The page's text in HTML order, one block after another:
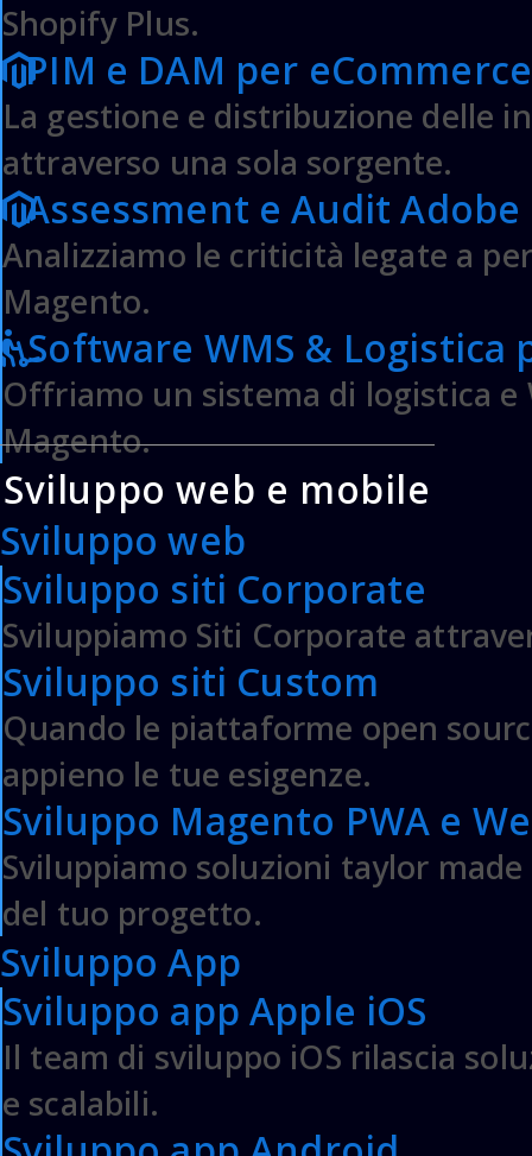
Shopify Plus.
PIM e DAM per
La gestione e distribuzione delle
attraverso una sola sorgente.
Assessment e Audit Adobe
Analizziamo le criticità legate a
Magento.
Software WMS & Logistica
Offriamo un sistema di logistica
Magento.
Sviluppo web e mobile
Sviluppo web
Sviluppo siti Corporate
Sviluppiamo Siti Corporate
Sviluppo siti Custom
Quando le piattaforme open
appieno le tue esigenze.
Sviluppo Magento PWA e
Sviluppiamo soluzioni taylor
del tuo progetto.
Sviluppo App
Sviluppo app Apple iOS
Il team di sviluppo iOS rilascia
e scalabili.
Masterclass Developer
Masterclass eCommerce
Masterclass Logistica
Mentor Private eCommerce
Lavora con noi
ECOMMERCE
Sviluppo siti eCommerce Magento
Assistenza e Manutenzione Magento
Realizzazione eCommerce Shopify Plus
Assistenza e Manutenzione Shopify Plus
ECOMMERCE ENTERPRISE
Integrazione tra gestionale ERP e Magento
PIM e DAM per eCommerce Magento
Adobe Commerce Magento B2B
Assessment e Audit Adobe Commerce
Software WMS & Logistica per eCommerce
ABOUT US
Web Agency
Il Team
Mission & Vision
Termini e Condizioni
Informativa Privacy & Cookie
DF SRL
P.IVA : 07979890725
Via M.Teresa di Calcutta 22
70022 – Altamura – BA
9:30/